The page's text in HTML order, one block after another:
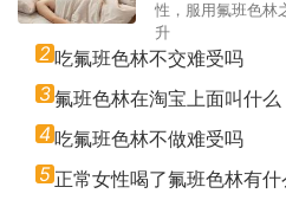
性，服用氟班色林
升
2 吃氟班色林不交难受吗
3氟班色林在淘宝上面叫什么
4 吃氟班色林不做难受吗
5 正常女性喝了氟班色林有